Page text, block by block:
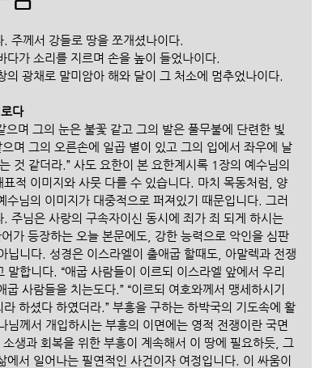
주께서 강들로 땅을 쪼개셨나이다.
가 소리를 지르며 손을 높이 들었나이다.
광채로 말미암아 해와 달이 그 처소에 멈추었나이다.
다
며 그의 눈은 불꽃 같고 그의 발은 풀무불에 단련한 빛
며 그의 오른손에 일곱 별이 있고 그의 입에서 좌우에 날
것 같더라.” 사도 요한이 본 요한계시록 1장의 예수님의
적 이미지와 사뭇 다를 수 있습니다. 마치 목동처럼, 양
님의 이미지가 대중적으로 퍼져있기 때문입니다. 그러
주님은 사랑의 구속자이신 동시에 죄가 죄 되게 하시는
가 등장하는 오늘 본문에도, 강한 능력으로 악인을 심판
닙니다. 성경은 이스라엘이 출애굽 할때도, 아말렉과 전쟁
합니다. “애굽 사람들이 이르되 이스라엘 앞에서 우리
사람들을 치는도다.” “이르되 여호와께서 맹세하시기
하셨다 하였더라.” 부흥을 구하는 하박국의 기도속에 활
께서 개입하시는 부흥의 이면에는 영적 전쟁이란 국면
생과 회복을 위한 부흥이 계속해서 이 땅에 필요하듯, 그
서 일어나는 필연적인 사건이자 여정입니다. 이 싸움이